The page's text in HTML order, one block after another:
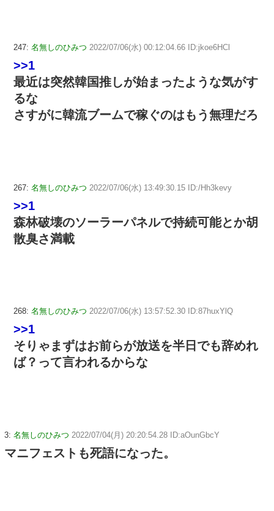
247: 名無しのひみつ 2022/07/06(水) 00:12:04.66 ID:jkoe6HCl
>>1
最近は突然韓国推しが始まったような気がす
るな
さすがに韓流ブームで稼ぐのはもう無理だろ
267: 名無しのひみつ 2022/07/06(水) 13:49:30.15 ID:/Hh3kevy
>>1
森林破壊のソーラーパネルで持続可能とか胡
散臭さ満載
268: 名無しのひみつ 2022/07/06(水) 13:57:52.30 ID:87huxYlQ
>>1
そりゃまずはお前らが放送を半日でも辞めれ
ば？って言われるからな
3: 名無しのひみつ 2022/07/04(月) 20:20:54.28 ID:aOunGbcY
マニフェストも死語になった。